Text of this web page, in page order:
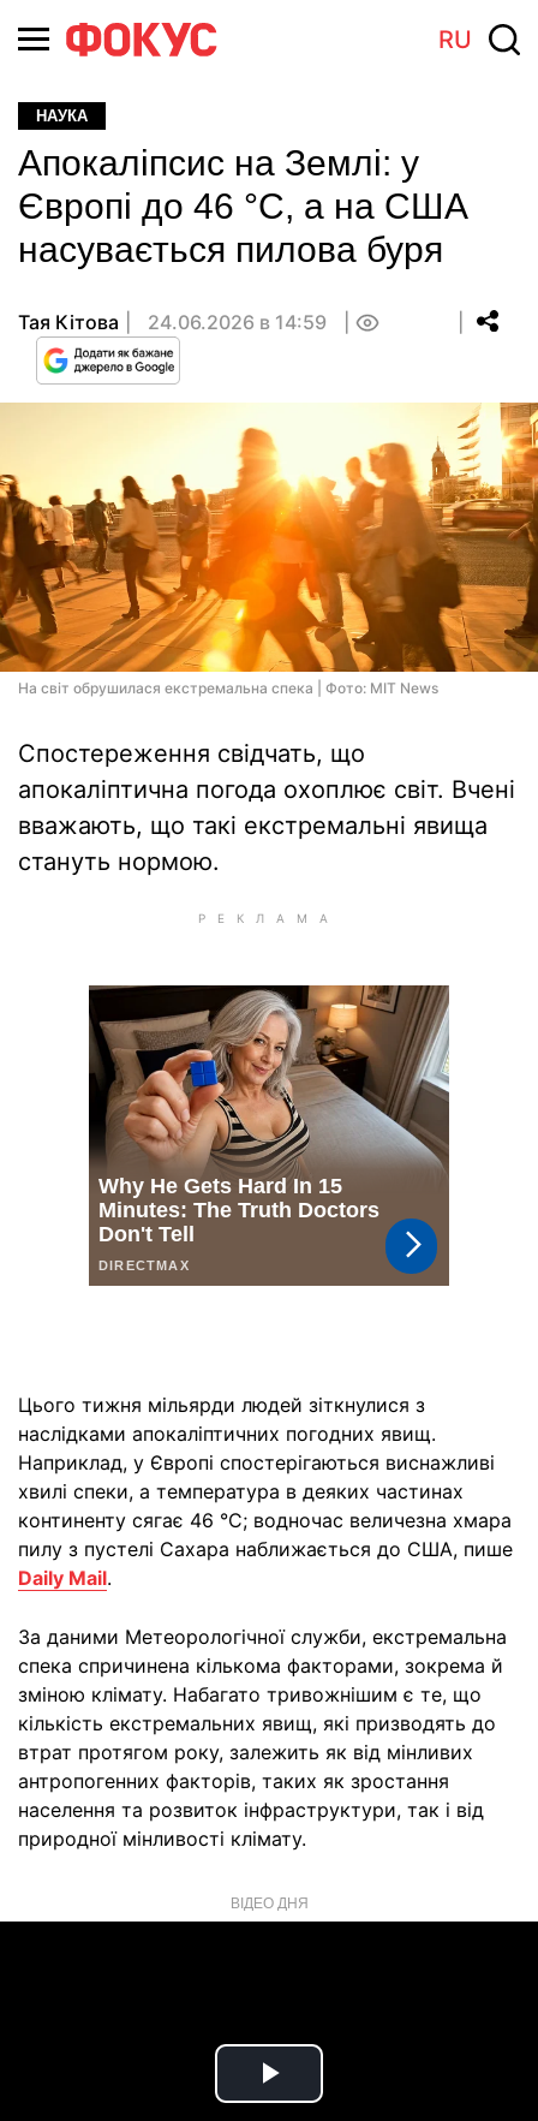
RU
НАУКА
Апокаліпсис на Землі: у
Європі до 46 °C, а на США
насувається пилова буря
Тая Кітова 24.06.2026 в 14:59
На світ обрушилася екстремальна спека | Фото: MIT News
Спостереження свідчать, що
апокаліптична погода охоплює світ. Вчені
вважають, що такі екстремальні явища
стануть нормою.
Цього тижня мільярди людей зіткнулися з
наслідками апокаліптичних погодних явищ.
Наприклад, у Європі спостерігаються виснажливі
хвилі спеки, а температура в деяких частинах
континенту сягає 46 °C; водночас величезна хмара
пилу з пустелі Сахара наближається до США, пише
Daily Mail.
За даними Метеорологічної служби, екстремальна
спека спричинена кількома факторами, зокрема й
зміною клімату. Набагато тривожнішим є те, що
кількість екстремальних явищ, які призводять до
втрат протягом року, залежить як від мінливих
антропогенних факторів, таких як зростання
населення та розвиток інфраструктури, так і від
природної мінливості клімату.
ВІДЕО ДНЯ
Play